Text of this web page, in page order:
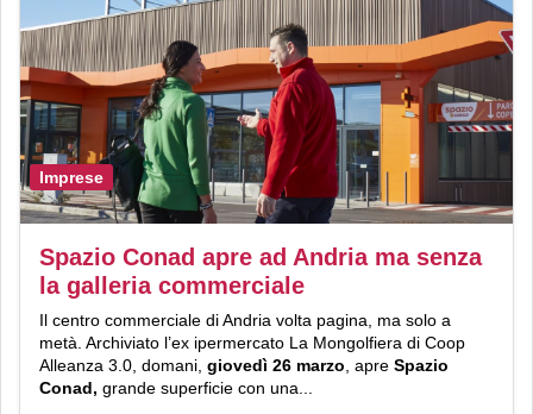
Imprese
Spazio Conad apre ad Andria ma senza
la galleria commerciale
Il centro commerciale di Andria volta pagina, ma solo a
metà. Archiviato l’ex ipermercato La Mongolfiera di Coop
Alleanza 3.0, domani, giovedì 26 marzo, apre Spazio
Conad, grande superficie con una...